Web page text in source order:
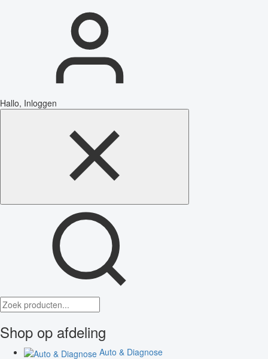
Hallo, Inloggen
Shop op afdeling
Auto & Diagnose